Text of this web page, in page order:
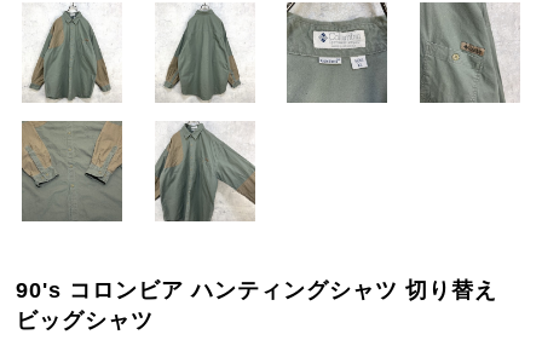
90's コロンビア ハンティングシャツ 切り替え
ビッグシャツ